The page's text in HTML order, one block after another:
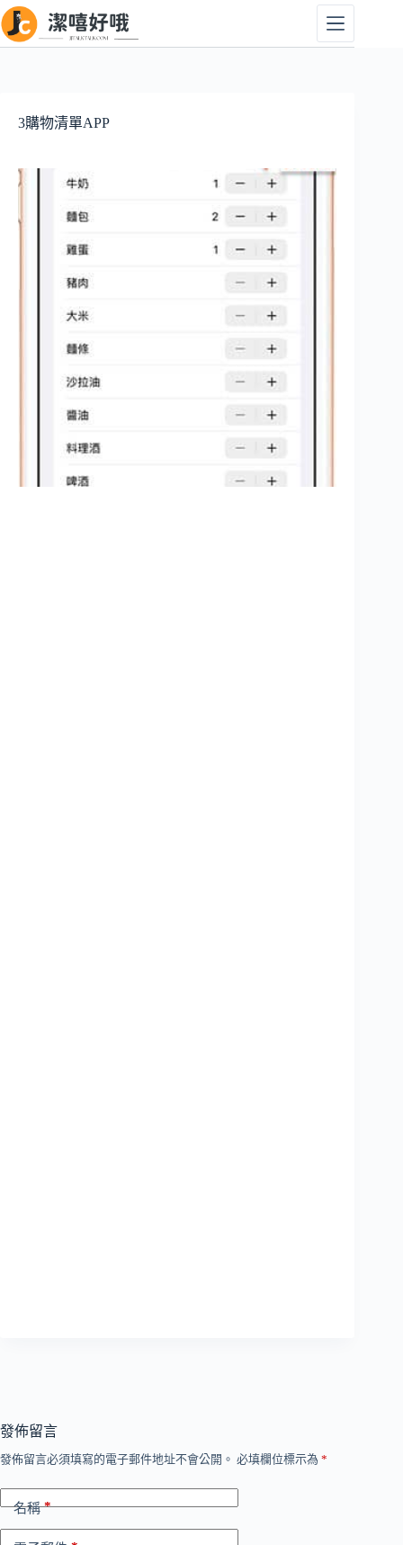
跳
至
3購物清單APP
發佈留言
發佈留言必須填寫的電子郵件地址不會公開。 必填欄位標示為 *
名稱*